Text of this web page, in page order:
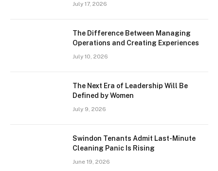
July 17, 2026
The Difference Between Managing
Operations and Creating Experiences
July 10, 2026
The Next Era of Leadership Will Be
Defined by Women
July 9, 2026
Swindon Tenants Admit Last-Minute
Cleaning Panic Is Rising
June 19, 2026